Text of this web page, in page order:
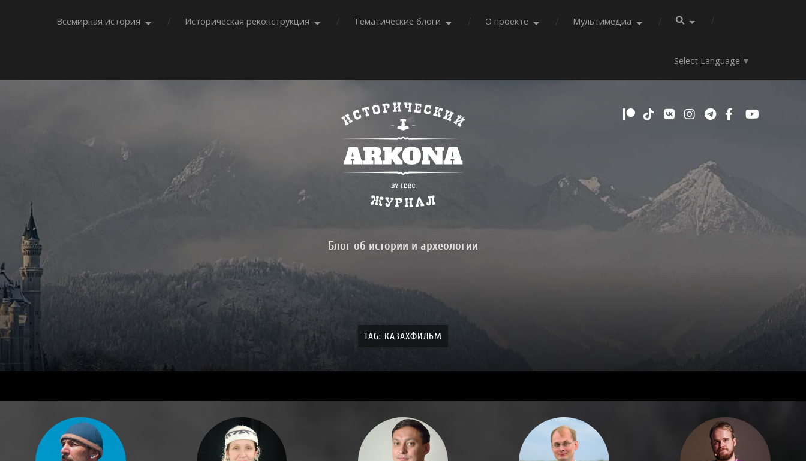
Всемирная история Историческая реконструкция Тематические блоги О проекте Мультимедиа
Select Language ▼
Блог об истории и археологии
TAG: КАЗАХФИЛЬМ